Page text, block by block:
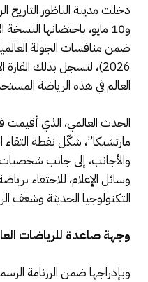
و10 مايو، باحتضانها
2026)، لتسجل بذلك
العالم في هذه الرياضة
الحدث العالمي، الذي أقيمت
مارتشيكا”، شكّل نقطة التقاء
والأجانب، إلى جانب
وسائل الإعلام، للاحتفاء
التكنولوجيا الحديثة وشغف
وجهة صاعدة للرياضات